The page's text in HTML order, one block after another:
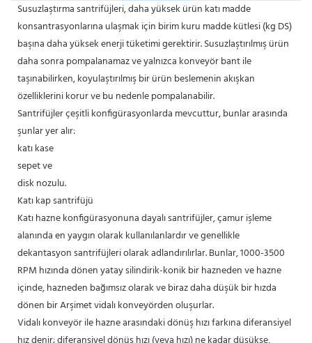
Susuzlaştırma santrifüjleri, daha yüksek ürün katı madde
konsantrasyonlarına ulaşmak için birim kuru madde kütlesi (kg DS)
başına daha yüksek enerji tüketimi gerektirir. Susuzlaştırılmış ürün
daha sonra pompalanamaz ve yalnızca konveyör bant ile
taşınabilirken, koyulaştırılmış bir ürün beslemenin akışkan
özelliklerini korur ve bu nedenle pompalanabilir.
Santrifüjler çeşitli konfigürasyonlarda mevcuttur, bunlar arasında
şunlar yer alır:
katı kase
sepet ve
disk nozulu.
Katı kap santrifüjü
Katı hazne konfigürasyonuna dayalı santrifüjler, çamur işleme
alanında en yaygın olarak kullanılanlardır ve genellikle
dekantasyon santrifüjleri olarak adlandırılırlar. Bunlar, 1000-3500
RPM hızında dönen yatay silindirik-konik bir hazneden ve hazne
içinde, hazneden bağımsız olarak ve biraz daha düşük bir hızda
dönen bir Arşimet vidalı konveyörden oluşurlar.
Vidalı konveyör ile hazne arasındaki dönüş hızı farkına diferansiyel